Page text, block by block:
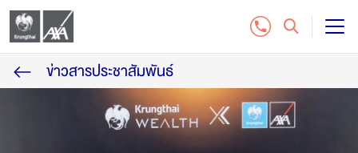
แบบประกันชีวิต
ข่าวสารประชาสัมพันธ์